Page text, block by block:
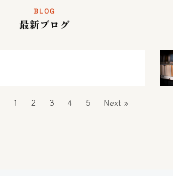
BLOG
最新ブログ
1 2 3 4 5 Next »